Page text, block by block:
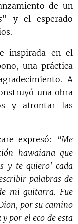
de un
" y el esperado
inspirada en el
una práctica
A
una obra
y afrontar las
expresó: "Me
hawaiana que
y te quiero' cada
palabras de
mi guitarra. Fue
por su camino
por el eco de esta